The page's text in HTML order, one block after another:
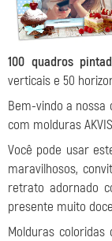
100 quadros
verticais e 50
Bem-vindo a nossa
com molduras
Você pode usar
maravilhosos,
retrato adornado
presente muito
Molduras